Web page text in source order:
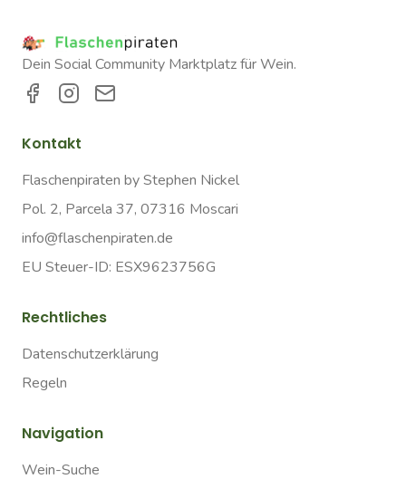
Dein Social Community Marktplatz für Wein.
Kontakt
Flaschenpiraten by Stephen Nickel
Pol. 2, Parcela 37, 07316 Moscari
info@flaschenpiraten.de
EU Steuer-ID: ESX9623756G
Rechtliches
Datenschutzerklärung
Regeln
Navigation
Wein-Suche